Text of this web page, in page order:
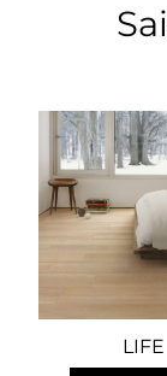
LIFE